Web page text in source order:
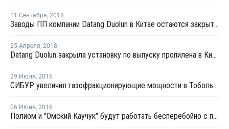
11 Сентября, 2018
Заводы ПП компании Datang Duolun в Китае остаются закрытыми
25 Апреля, 2018
Datang Duolun закрыла установку по выпуску пропилена в Китае на плановый ремонт
29 Июля, 2016
СИБУР увеличил газофракционирующие мощности в Тобольске на 21%
06 Июня, 2016
Полиом и "Омский Каучук" будут работать бесперебойно с пуском системы резервного топливоснабжения